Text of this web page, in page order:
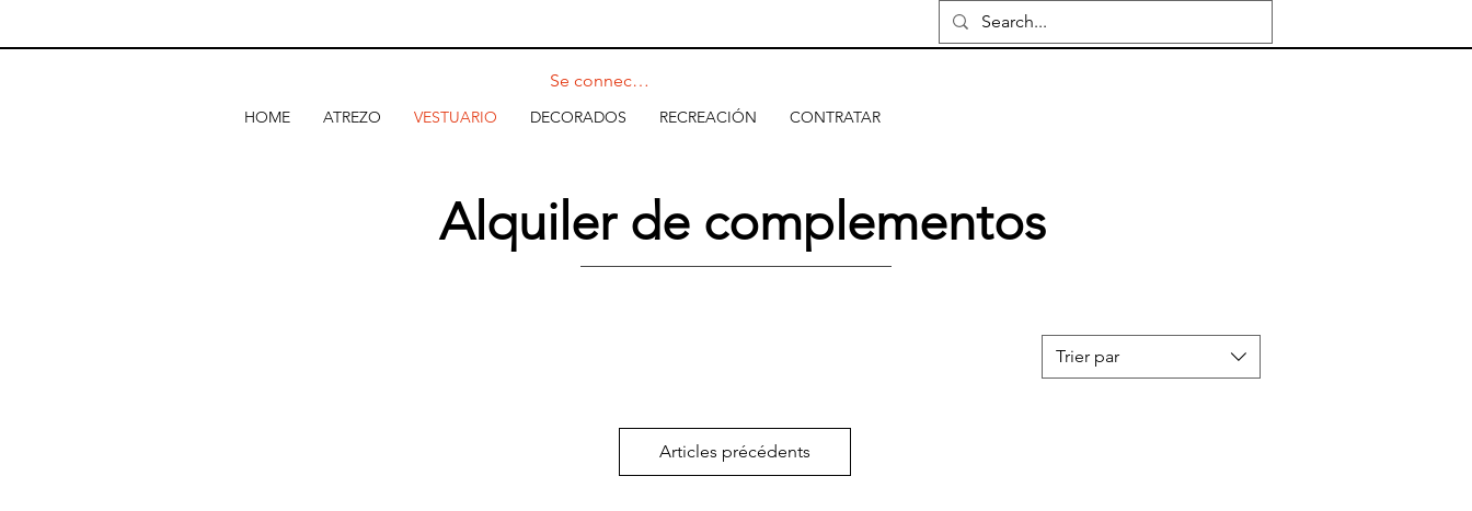
HOME ATREZO VESTUARIO DECORADOS RECREACIÓN CONTRATAR
Se connecter
Alquiler de complementos
Trier par
Articles précédents